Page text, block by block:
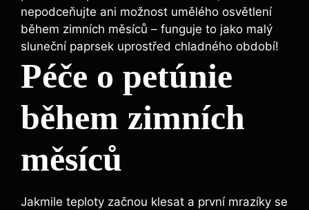
nepodceňujte ani možnost umělého osvětlení
během zimních měsíců – funguje to jako malý
sluneční paprsek uprostřed chladného období!
Péče o petúnie
během zimních
měsíců
Jakmile teploty začnou klesat a první mrazíky se